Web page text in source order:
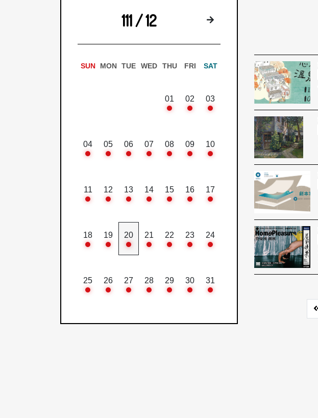
111 / 12 下個月
SUN MON TUE WED THU FRI SAT
01 02 03
04 05 06 07 08 09 10
11 12 13 14 15 16 17
18 19 20 21 22 23 24
25 26 27 28 29 30 31